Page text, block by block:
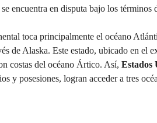
encuentra en disputa bajo los términos
toca principalmente el océano
de Alaska. Este estado, ubicado en el
costas del océano Ártico. Así, Estados
y posesiones, logran acceder a tres